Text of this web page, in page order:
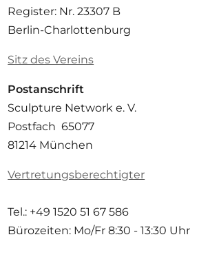
Register: Nr. 23307 B
Berlin-Charlottenburg
Sitz des Vereins
Postanschrift
Sculpture Network e. V.
Postfach 65077
81214 München
Vertretungsberechtigter
Tel.: +49 1520 51 67 586
Bürozeiten: Mo/Fr 8:30 - 13:30 Uhr